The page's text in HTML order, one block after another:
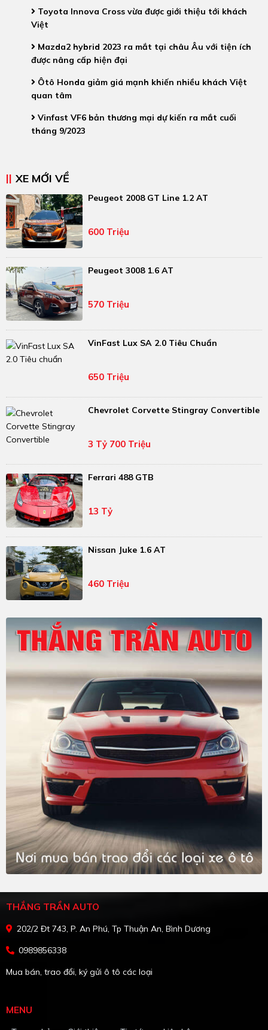
Toyota Innova Cross vừa được giới thiệu tới khách
Việt
Mazda2 hybrid 2023 ra mắt tại châu Âu với tiện ích
được nâng cấp hiện đại
Ôtô Honda giảm giá mạnh khiến nhiều khách Việt
quan tâm
Vinfast VF6 bản thương mại dự kiến ra mắt cuối
tháng 9/2023
XE MỚI VỀ
Peugeot 2008 GT Line 1.2 AT
600 Triệu
Peugeot 3008 1.6 AT
570 Triệu
VinFast Lux SA 2.0 Tiêu Chuẩn
650 Triệu
Chevrolet Corvette Stingray Convertible
3 Tỷ 700 Triệu
Ferrari 488 GTB
13 Tỷ
Nissan Juke 1.6 AT
460 Triệu
THẮNG TRẦN AUTO
202/2 Đt 743, P. An Phú, Tp Thuận An, Bình Dương
0989856338
Mua bán, trao đổi, ký gửi ô tô các loại
MENU